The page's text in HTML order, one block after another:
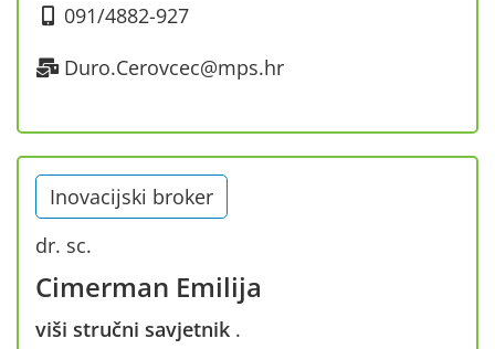
091/4882-927
Duro.Cerovcec@mps.hr
Inovacijski broker
dr. sc.
Cimerman Emilija
viši stručni savjetnik ·